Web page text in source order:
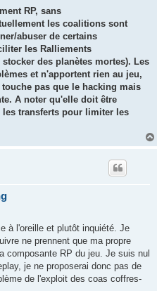
RP, sans
les coalitions sont
abuser de certains
les Ralliements
des planètes mortes). Les
et n'apportent rien au jeu,
pas que le hacking mais
A noter qu'elle doit être
transferts pour limiter les
à l'oreille et plutôt inquiété. Je
ne prennent que ma propre
composante RP du jeu. Je suis nul
je ne proposerai donc pas de
de l'exploit des coas coffres-